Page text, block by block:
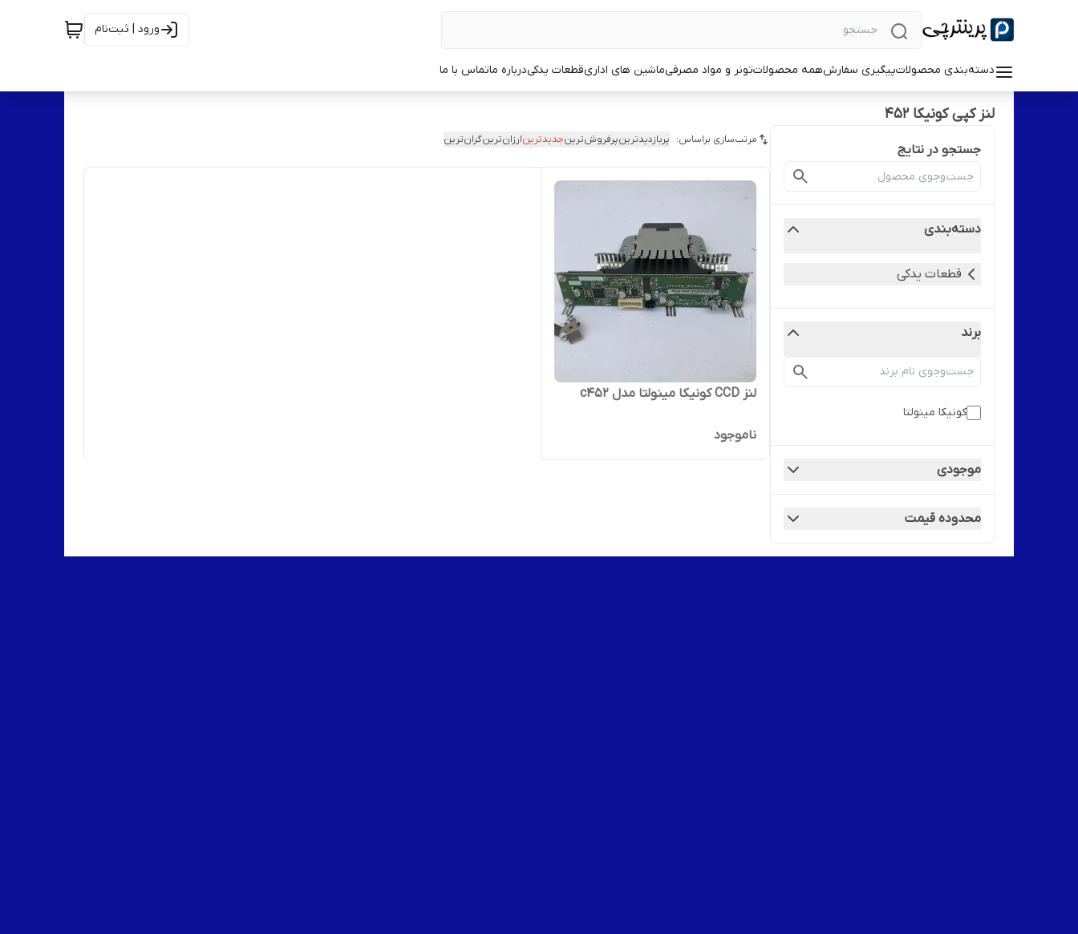
ورود | ثبت‌نام
دسته‌بندی محصولاتپیگیری سفارشهمه محصولاتتونر و مواد مصرفیماشین های اداریقطعات یدکیدرباره ماتماس با ما
لنز کپی کونیکا ۴۵۲
جستجو در نتایج
دسته‌بندی
قطعات یدکی
برند
کونیکا مینولتا
موجودی
محدوده قیمت
مرتب‌سازی براساس: پربازدیدترینپرفروش‌ترینجدیدترینارزان‌ترینگران‌ترین
لنز CCD کونیکا مینولتا مدل c452
ناموجود